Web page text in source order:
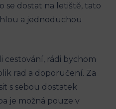
se dostat‌ na⁣ letiště, ⁤tato
a jednoduchou
cestování,⁣ rádi⁢ bychom
rad a doporučení. Za
s ⁢sebou dostatek
‌je ⁣možná pouze‌ v⁣